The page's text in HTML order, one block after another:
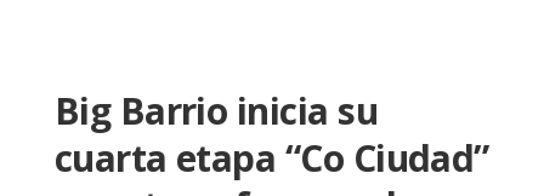
Big Barrio inicia su
cuarta etapa “Co Ciudad”